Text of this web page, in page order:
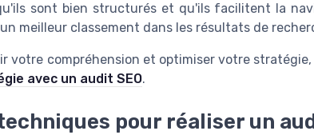
sont bien structurés et qu'ils facilitent la
meilleur classement dans les résultats de
votre compréhension et optimiser votre
avec un audit SEO.
pour réaliser un